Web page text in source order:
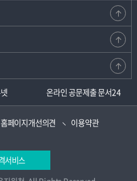
온라인 공문제출 문서24
홈페이지개선의견
이용약관
서비스